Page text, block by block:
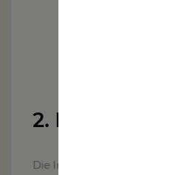
2.
Die Insekten-Dosen eignen